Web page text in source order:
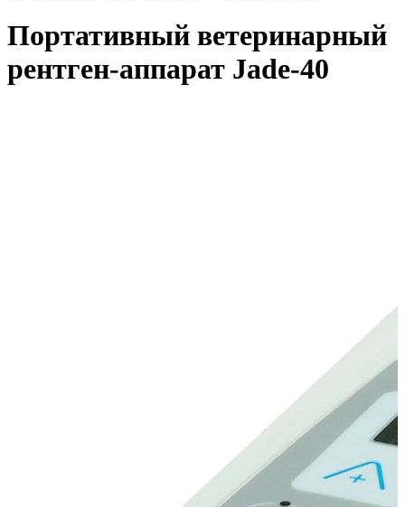
Портативный ветеринарный
рентген-аппарат Jade-40